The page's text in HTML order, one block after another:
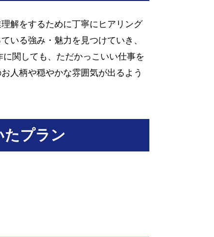
解をするために丁寧にヒアリング
いる強み・魅力を見つけていき、
関しても、ただかっこいい仕事を
人柄や穏やかな雰囲気が出るよう
たプラン